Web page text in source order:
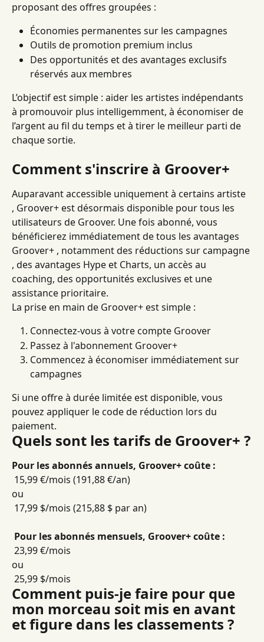
proposant des offres groupées :
Économies permanentes sur les campagnes
Outils de promotion premium inclus
Des opportunités et des avantages exclusifs
réservés aux membres
L’objectif est simple : aider les artistes indépendants
à promouvoir plus intelligemment, à économiser de
l’argent au fil du temps et à tirer le meilleur parti de
chaque sortie.
Comment s'inscrire à Groover+
Auparavant accessible uniquement à certains artiste
, Groover+ est désormais disponible pour tous les
utilisateurs de Groover. Une fois abonné, vous
bénéficierez immédiatement de tous les avantages
Groover+ , notamment des réductions sur campagne
, des avantages Hype et Charts, un accès au
coaching, des opportunités exclusives et une
assistance prioritaire.
La prise en main de Groover+ est simple :
Connectez-vous à votre compte Groover
Passez à l'abonnement Groover+
Commencez à économiser immédiatement sur
campagnes
Si une offre à durée limitée est disponible, vous
pouvez appliquer le code de réduction lors du
paiement.
Quels sont les tarifs de Groover+ ?
Pour les abonnés annuels, Groover+ coûte :
15,99 €/mois (191,88 €/an)
ou
17,99 $/mois (215,88 $ par an)
Pour les abonnés mensuels, Groover+ coûte :
23,99 €/mois
ou
25,99 $/mois
Comment puis-je faire pour que
mon morceau soit mis en avant
et figure dans les classements ?